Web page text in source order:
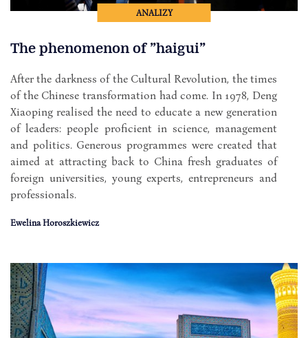
ANALIZY
The phenomenon of ”haigui”
After the darkness of the Cultural Revolution, the times
of the Chinese transformation had come. In 1978, Deng
Xiaoping realised the need to educate a new generation
of leaders: people proficient in science, management
and politics. Generous programmes were created that
aimed at attracting back to China fresh graduates of
foreign universities, young experts, entrepreneurs and
professionals.
Ewelina Horoszkiewicz